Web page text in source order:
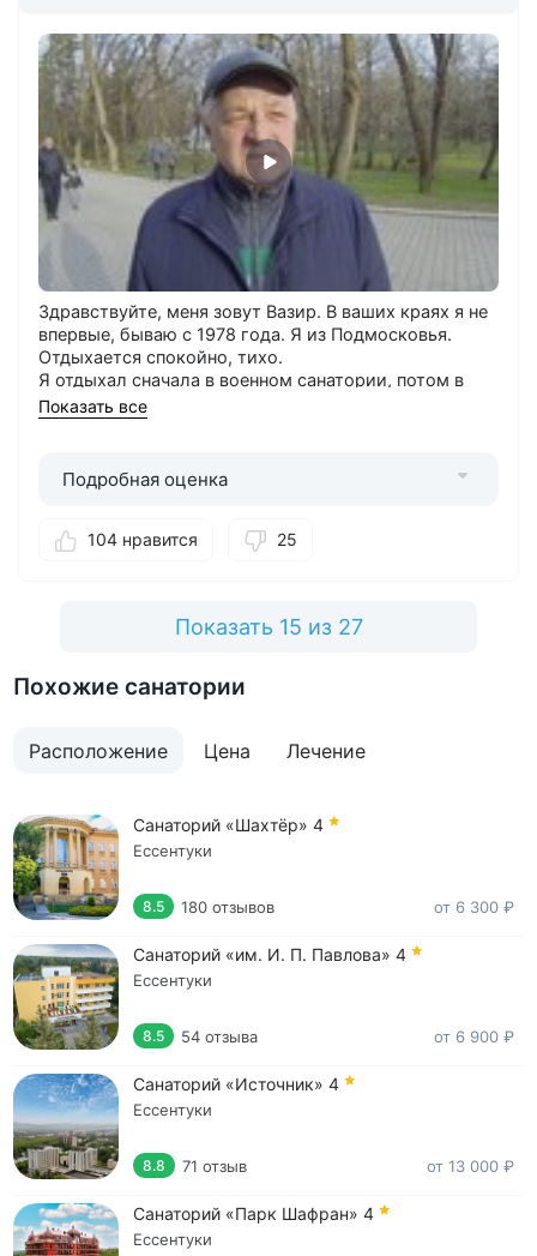
Здравствуйте, меня зовут Вазир. В ваших краях я не
впервые, бываю с 1978 года. Я из Подмосковья.
Отдыхается спокойно, тихо.
Я отдыхал сначала в военном санатории, потом в
Клинике НИИ Курортологии. Выбрал этот санаторий,
потому что нравится мне он.
Вне процедурных кабинетов гуляем, экскурсии
концерты. Всё есть. Был в Пятигорске, Кисловодске,
самом были концерты группы «Фаворит». Нравятся
очень хорошо. Врачи компетентные, кабинеты
ремонтируют. Очередей нет. Кабинеты удобно
очень хорошие, медсестры хорошие, врачи, врач
Елена Валерьевна - внимательная.
Показать все
Подробная оценка
104 нравится 25
Показать 15 из 27
Похожие санатории
Расположение Цена Лечение
Санаторий «Шахтёр» 4
Ессентуки
8.5 180 отзывов от 6 300 ₽
Санаторий «им. И. П. Павлова» 4
Ессентуки
8.5 54 отзыва от 6 900 ₽
Санаторий «Источник» 4
Ессентуки
8.8 71 отзыв от 13 000 ₽
Санаторий «Парк Шафран» 4
Ессентуки